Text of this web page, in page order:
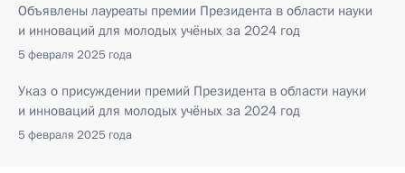
Объявлены лауреаты премии Президента в области науки
и инноваций для молодых учёных за 2024 год
5 февраля 2025 года
Указ о присуждении премий Президента в области науки
и инноваций для молодых учёных за 2024 год
5 февраля 2025 года